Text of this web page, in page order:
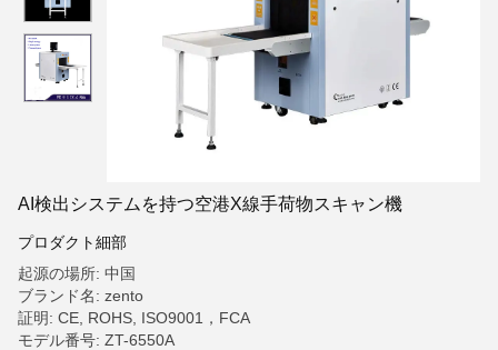
AI検出システムを持つ空港X線手荷物スキャン機
プロダクト細部
起源の場所: 中国
ブランド名: zento
証明: CE, ROHS, ISO9001，FCA
モデル番号: ZT-6550A